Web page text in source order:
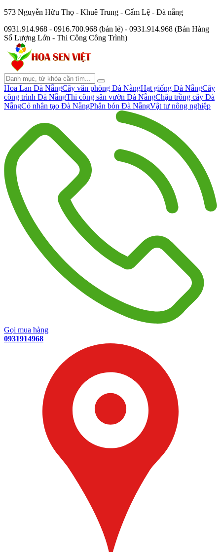
573 Nguyễn Hữu Thọ - Khuê Trung - Cẩm Lệ - Đà nẵng
0931.914.968 - 0916.700.968 (bán lẻ) - 0931.914.968 (Bán Hàng
Số Lượng Lớn - Thi Công Công Trình)
Hoa Lan Đà NẵngCây văn phòng Đà NẵngHạt giống Đà NẵngCây
công trình Đà NẵngThi công sân vườn Đà NẵngChậu trồng cây Đà
NẵngCỏ nhân tạo Đà NẵngPhân bón Đà NẵngVật tư nông nghiệp
Gọi mua hàng
0931914968